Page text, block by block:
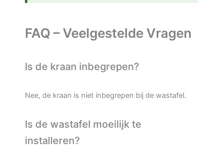
FAQ – Veelgestelde Vragen
Is de kraan inbegrepen?
Nee, de kraan is niet inbegrepen bij de wastafel.
Is de wastafel moeilijk te
installeren?